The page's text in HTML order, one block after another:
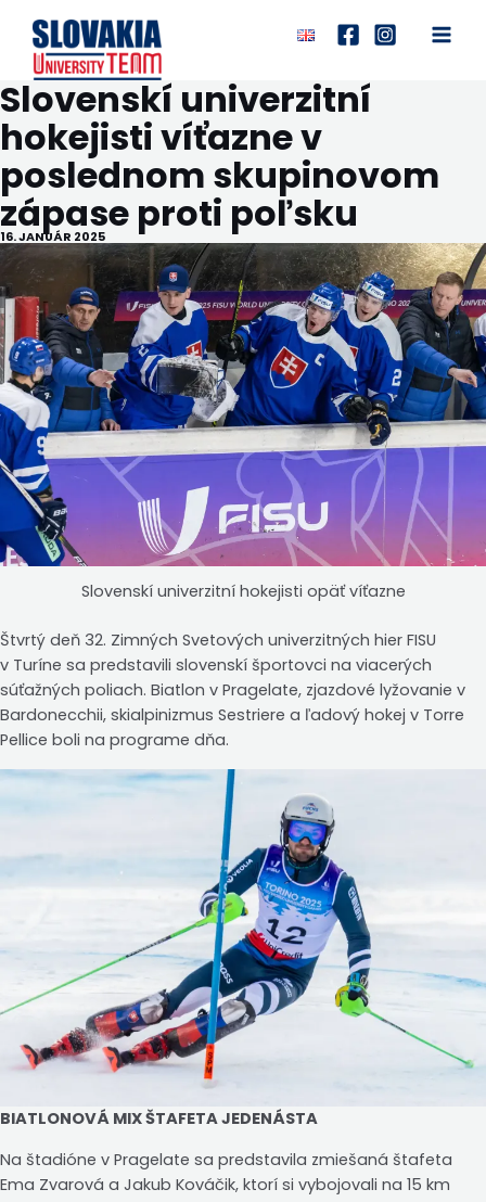
obsah
Main
Slovenskí univerzitní
hokejisti víťazne v
poslednom skupinovom
zápase proti poľsku
16. JANUÁR 2025
Slovenskí univerzitní hokejisti opäť víťazne
Štvrtý deň 32. Zimných Svetových univerzitných hier FISU
v Turíne sa predstavili slovenskí športovci na viacerých
súťažných poliach. Biatlon v Pragelate, zjazdové lyžovanie v
Bardonecchii, skialpinizmus Sestriere a ľadový hokej v Torre
Pellice boli na programe dňa.
BIATLONOVÁ MIX ŠTAFETA JEDENÁSTA
Na štadióne v Pragelate sa predstavila zmiešaná štafeta
Ema Zvarová a Jakub Kováčik, ktorí si vybojovali na 15 km